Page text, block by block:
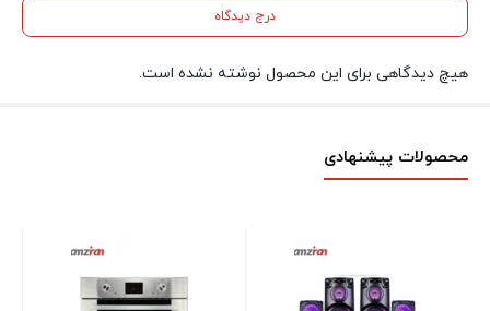
درج دیدگاه
هیچ دیدگاهی برای این محصول نوشته نشده است.
محصولات پیشنهادی